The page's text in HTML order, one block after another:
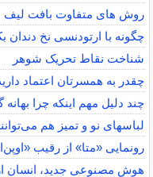
روش های متفاوت بافت لیف
چگونه با ارتودنسی نخ دندان
شناخت نقاط تحریک شوهر
چقدر به همسرتان اعتماد
چند دلیل مهم اینکه چرا
لباس‎های نو و تمیز هم می‌توانند بیماری‌زا باشند!
رونمایی «متا» از رقیب
هوش مصنوعی جدید، انسان